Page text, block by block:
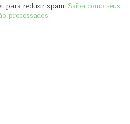
para reduzir spam. Saiba como seus
processados.